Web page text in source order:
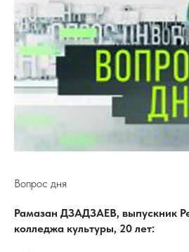
Вопрос дня
Рамазан ДЗАДЗАЕВ, выпускник
колледжа культуры, 20 лет: